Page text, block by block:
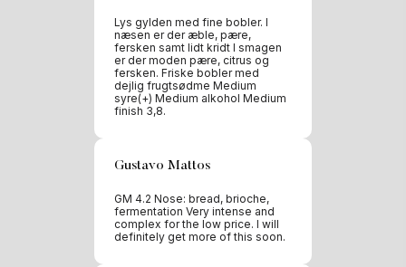
Lys gylden med fine bobler. I
næsen er der æble, pære,
fersken samt lidt kridt I smagen
er der moden pære, citrus og
fersken. Friske bobler med
dejlig frugtsødme Medium
syre(+) Medium alkohol Medium
finish 3,8.
Gustavo Mattos
GM 4.2 Nose: bread, brioche,
fermentation Very intense and
complex for the low price. I will
definitely get more of this soon.